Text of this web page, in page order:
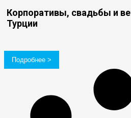
Корпоративы, свадьбы и
Турции
Подробнее >